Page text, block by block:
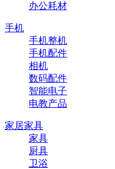
办公耗材
手机
手机整机
手机配件
相机
数码配件
智能电子
电教产品
家居家具
家具
厨具
卫浴